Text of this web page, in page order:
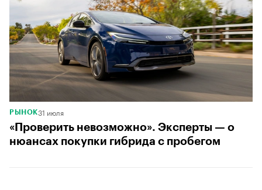
РЫНОК31 июля
«Проверить невозможно». Эксперты — о
нюансах покупки гибрида с пробегом